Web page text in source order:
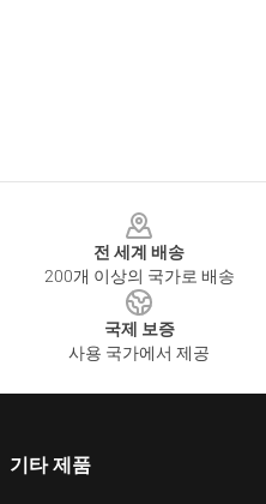
전 세계 배송
200개 이상의 국가로 배송
국제 보증
사용 국가에서 제공
기타 제품